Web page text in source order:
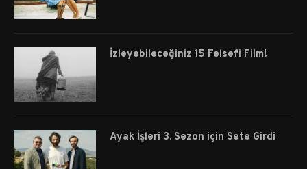
İzleyebileceğiniz 15 Felsefi Film!
Ayak İşleri 3. Sezon için Sete Girdi